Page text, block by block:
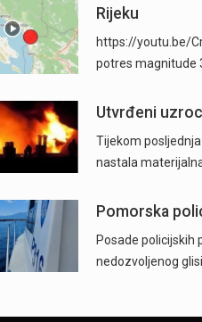
Rijeku
https://youtu.be/
potres magnitude
Utvrđeni
Tijekom
nastala
Pomorska
Posade policijskih
nedozvoljenog